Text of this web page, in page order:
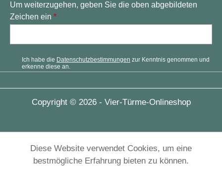
Um weiterzugehen, geben Sie die oben abgebildeten
Zeichen ein *
Ich habe die Datenschutzbestimmungen zur Kenntnis genommen und
erkenne diese an.
Copyright © 2026 - Vier-Türme-Onlineshop
Diese Website verwendet Cookies, um eine
bestmögliche Erfahrung bieten zu können.